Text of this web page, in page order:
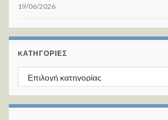
19/06/2026
KΑΤΗΓΟΡΊΕΣ
Kατηγορίες